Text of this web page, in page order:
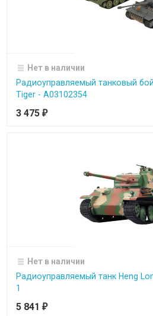
Нет в наличии
Радиоуправляемый танковый
Tiger - A03102354
3 475 ₽
Нет в наличии
Радиоуправляемый танк Heng
1
5 841 ₽